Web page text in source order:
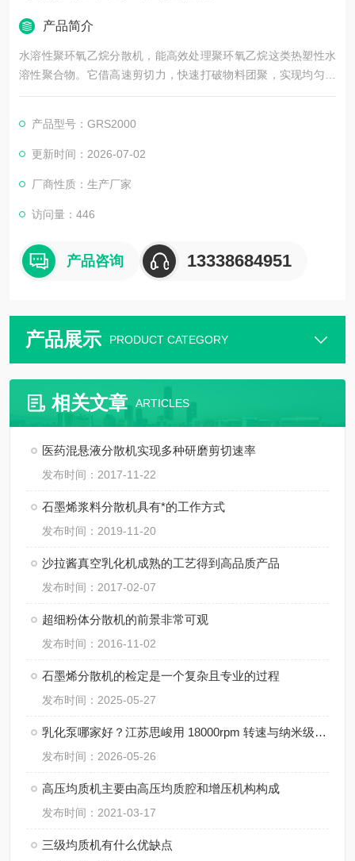
产品简介
水溶性聚环氧乙烷分散机，能高效处理聚环氧乙烷这类热塑性水
溶性聚合物。它借高速剪切力，快速打破物料团聚，实现均匀分
散，有效提升其在造纸、涂料等行业应用时的溶解与分散效率，
产品型号：GRS2000
更新时间：2026-07-02
厂商性质：生产厂家
访问量：446
产品咨询 13338684951
产品展示 PRODUCT CATEGORY
相关文章 ARTICLES
医药混悬液分散机实现多种研磨剪切速率
发布时间：2017-11-22
石墨烯浆料分散机具有*的工作方式
发布时间：2019-11-20
沙拉酱真空乳化机成熟的工艺得到高品质产品
发布时间：2017-02-07
超细粉体分散机的前景非常可观
发布时间：2016-11-02
石墨烯分散机的检定是一个复杂且专业的过程
发布时间：2025-05-27
乳化泵哪家好？江苏思峻用 18000rpm 转速与纳米级粒径给出答案（附FAQ常见问题解答）
发布时间：2026-05-26
高压均质机主要由高压均质腔和增压机构构成
发布时间：2021-03-17
三级均质机有什么优缺点